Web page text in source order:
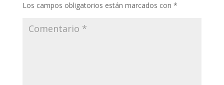
Los campos obligatorios están marcados con *